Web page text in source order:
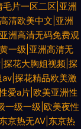
毛片一区二区|亚洲
清欧美中文|亚洲
洲高清无码免费观
一级|亚洲高清无
花大胸姐视频|探
探花精品欧美激
爱a片|欧美亚洲性
一级一级|欧美夜性
东京热无AV|东京热